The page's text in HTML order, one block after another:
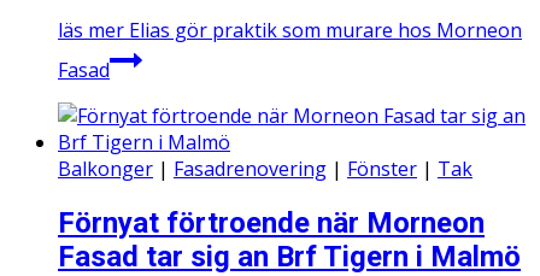
läs mer Elias gör praktik som murare hos Morneon
Fasad
Balkonger | Fasadrenovering | Fönster | Tak
Förnyat förtroende när Morneon
Fasad tar sig an Brf Tigern i Malmö